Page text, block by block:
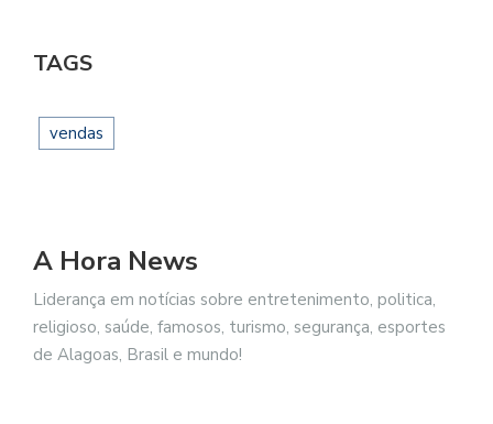
TAGS
vendas
A Hora News
Liderança em notícias sobre entretenimento, politica,
religioso, saúde, famosos, turismo, segurança, esportes
de Alagoas, Brasil e mundo!